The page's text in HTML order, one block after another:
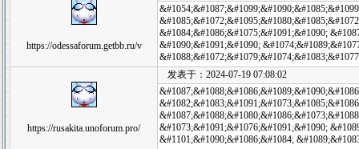
https://odessaforum.getbb.ru/v
&#1084;&#1086;&#1075;&#1091;&#1090;
&#1090;&#1091;&#1090;
https://rusakita.unoforum.pro/
发表于：2024-07-19 07:08:02
&#1073;&#1091;&#1076;&#1091;&#1090;
&#1101;&#1090;&#1086;&#1084;